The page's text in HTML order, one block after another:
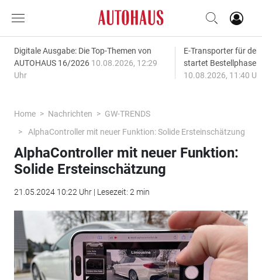
Digitale Ausgabe: Die Top-Themen von
AUTOHAUS 16/2026 10.08.2026, 12:29
Uhr
E-Transporter für
startet Bestellphase
10.08.2026, 11:40
Home Nachrichten
GW-TRENDS
AlphaController mit neuer Funktion: Solide Ersteinschätzung
AlphaController mit neuer Funktion:
Solide Ersteinschätzung
21.05.2024 10:22 Uhr | Lesezeit: 2 min